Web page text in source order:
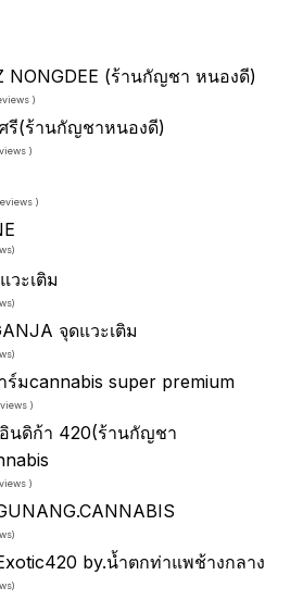
NONGDEE (ร้านกัญชา หนองดี)
)
รี(ร้านกัญชาหนองดี)
)
)
)
วะเติม
)
จุดแวะเติม
)
มcannabis super premium
)
นดิก้า 420(ร้านกัญชา
)
)
by.น้ำตกท่าแพช้างกลาง
)